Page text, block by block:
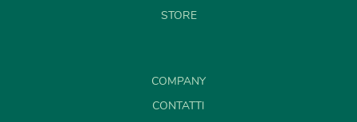
STORE
COMPANY
CONTATTI